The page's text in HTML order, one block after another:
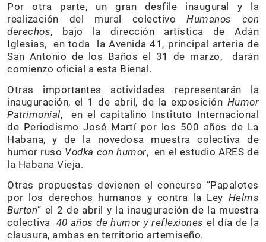
Por otra parte, un gran desfile inaugural y la
realización del mural colectivo Humanos con
derechos, bajo la dirección artística de Adán
Iglesias, en toda la Avenida 41, principal arteria de
San Antonio de los Baños el 31 de marzo, darán
comienzo oficial a esta Bienal.
Otras importantes actividades representarán la
inauguración, el 1 de abril, de la exposición Humor
Patrimonial, en el capitalino Instituto Internacional
de Periodismo José Martí por los 500 años de La
Habana, y de la novedosa muestra colectiva de
humor ruso Vodka con humor, en el estudio ARES de
la Habana Vieja.
Otras propuestas devienen el concurso “Papalotes
por los derechos humanos y contra la Ley Helms
Burton” el 2 de abril y la inauguración de la muestra
colectiva 40 años de humor y reflexiones el día de la
clausura, ambas en territorio artemiseño.